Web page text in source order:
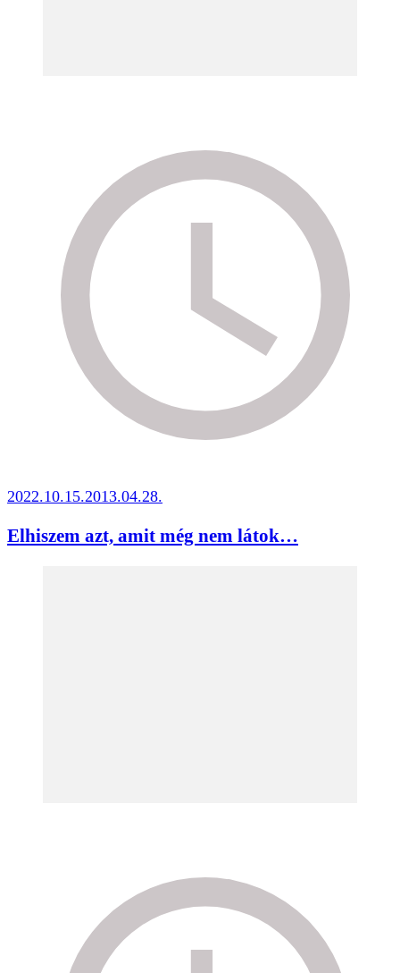
2022.10.15.2013.04.28.
Elhiszem azt, amit még nem látok…